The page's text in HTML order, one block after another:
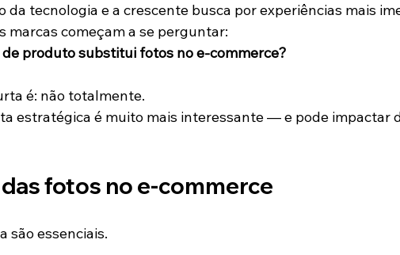
da tecnologia e a crescente busca por experiências mais
marcas começam a se perguntar:
produto substitui fotos no e-commerce?
é: não totalmente.
estratégica é muito mais interessante — e pode impactar
fotos no e-commerce
são essenciais.